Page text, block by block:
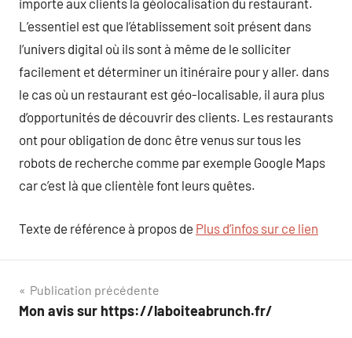
importe aux clients la géolocalisation du restaurant.
L’essentiel est que l’établissement soit présent dans
l’univers digital où ils sont à même de le solliciter
facilement et déterminer un itinéraire pour y aller. dans
le cas où un restaurant est géo-localisable, il aura plus
d’opportunités de découvrir des clients. Les restaurants
ont pour obligation de donc être venus sur tous les
robots de recherche comme par exemple Google Maps
car c’est là que clientèle font leurs quêtes.
Texte de référence à propos de Plus d’infos sur ce lien
Navigation
de
Publication précédente
Mon avis sur https://laboiteabrunch.fr/